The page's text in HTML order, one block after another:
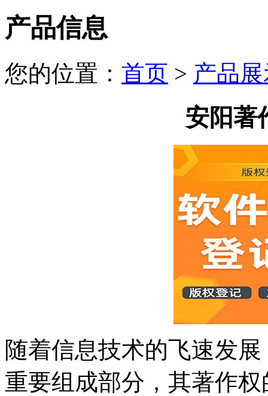
产品信息
您的位置： 首页 > 产品
安阳著
随着信息技术的飞速发
重要组成部分，其著作